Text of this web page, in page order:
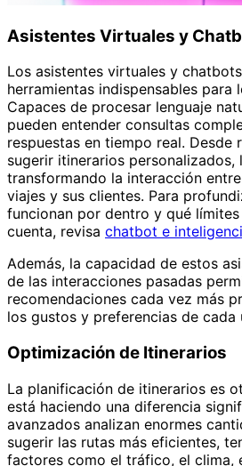
Asistentes Virtuales y
Los asistentes virtuales y
herramientas indispensables para
Capaces de procesar lenguaje
pueden entender consultas
respuestas en tiempo real. Desde
sugerir itinerarios
transformando la interacción
viajes y sus clientes. Para
funcionan por dentro y qué
cuenta, revisa chatbot e
Además, la capacidad de estos
de las interacciones pasadas
recomendaciones cada vez más
los gustos y preferencias de cada
Optimización de Itinerarios
La planificación de itinerarios es
está haciendo una diferencia
avanzados analizan enormes
sugerir las rutas más eficientes,
factores como el tráfico, el clima,